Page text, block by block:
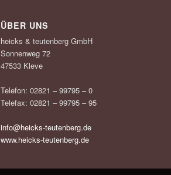
ÜBER UNS
heicks & teutenberg GmbH
Sonnenweg 72
47533 Kleve
Telefon: 02821 – 99795 – 0
Telefax: 02821 – 99795 – 95
info@heicks-teutenberg.de
www.heicks-teutenberg.de